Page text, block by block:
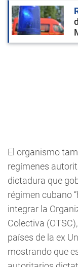
El organismo
regímenes
dictadura que
régimen cubano
integrar la
Colectiva
países de la ex
mostrando que